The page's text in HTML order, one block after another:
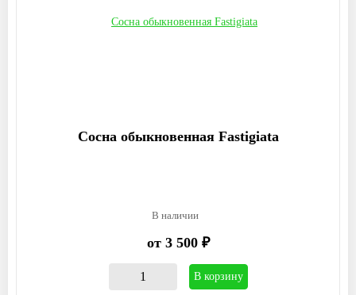
Сосна обыкновенная Fastigiata
В наличии
от 3 500 ₽
В корзину